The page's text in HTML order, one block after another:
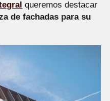
queremos destacar
de fachadas para su